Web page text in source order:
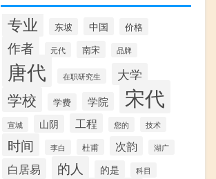
专业 东坡 中国 价格
作者 元代 南宋 品牌
唐代 在职研究生 大学
学校 学费 学院 宋代
宣城 山阴 工程 您的 技术
时间 李白 杜甫 次韵 湖广
白居易 的人 的是 科目